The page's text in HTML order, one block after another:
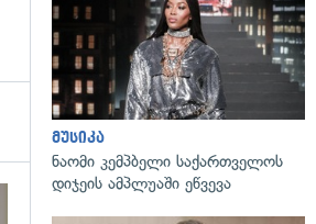
მუსიკა
ნაომი კემპბელი საქართველოს
დიჯეის ამპლუაში ეწვევა